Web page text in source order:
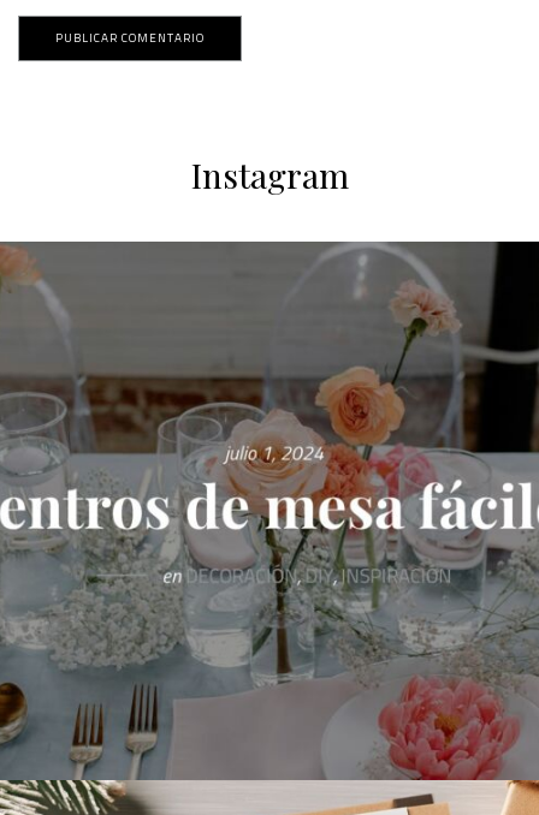
Instagram